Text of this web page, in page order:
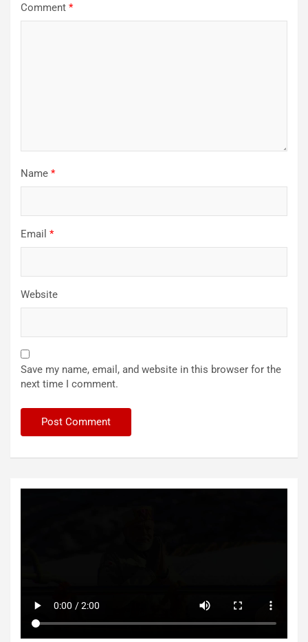
Comment *
Name *
Email *
Website
Save my name, email, and website in this browser for the
next time I comment.